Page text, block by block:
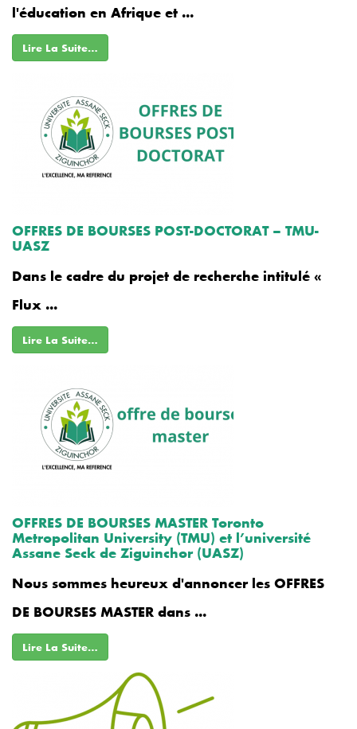
l'éducation en Afrique et ...
Lire La Suite…
OFFRES DE BOURSES POST-DOCTORAT – TMU-
UASZ
Dans le cadre du projet de recherche intitulé «
Flux ...
Lire La Suite…
OFFRES DE BOURSES MASTER Toronto
Metropolitan University (TMU) et l’université
Assane Seck de Ziguinchor (UASZ)
Nous sommes heureux d'annoncer les OFFRES
DE BOURSES MASTER dans ...
Lire La Suite…